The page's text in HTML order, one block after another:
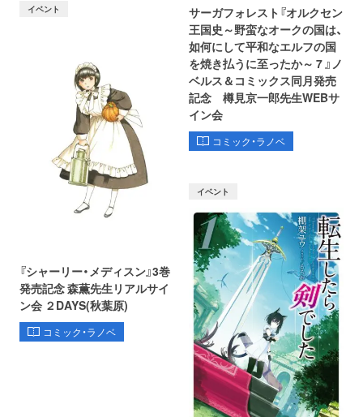
サーガフォレスト『オルクセン
王国史～野蛮なオークの国は、
如何にして平和なエルフの国
を焼き払うに至ったか～ 7 』ノ
ベルス＆コミックス同月発売
記念 樽見京一郎先生WEBサ
イン会
コミック・ラノベ
イベント
『シャーリー・メディスン』3巻
発売記念 森薫先生リアルサイ
ン会 ２DAYS(秋葉原)
コミック・ラノベ
イベント